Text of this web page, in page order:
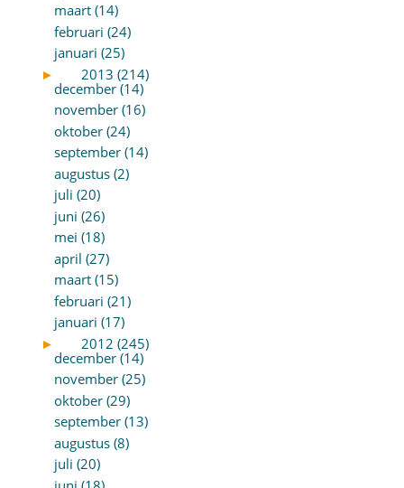
maart (14)
februari (24)
januari (25)
►
2013 (214)
december (14)
november (16)
oktober (24)
september (14)
augustus (2)
juli (20)
juni (26)
mei (18)
april (27)
maart (15)
februari (21)
januari (17)
►
2012 (245)
december (14)
november (25)
oktober (29)
september (13)
augustus (8)
juli (20)